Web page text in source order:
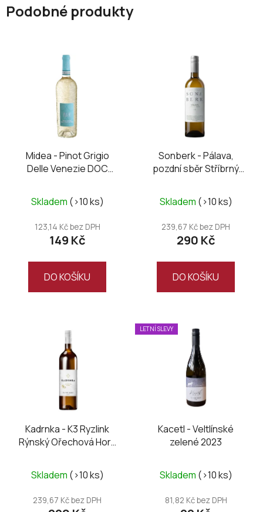
Podobné produkty
Midea - Pinot Grigio
Delle Venezie DOC
Skladem (>10 ks)
123,14 Kč bez DPH
149 Kč
DO KOŠÍKU
Sonberk - Pálava,
pozdní sběr Stříbrný
Skladem (>10 ks)
239,67 Kč bez DPH
290 Kč
DO KOŠÍKU
Kadrnka - K3 Ryzlink
Rýnský Ořechová Hora
Skladem (>10 ks)
239,67 Kč bez DPH
LETNÍ SLEVY
Kacetl - Veltlínské
zelené 2023
Skladem (>10 ks)
81,82 Kč bez DPH